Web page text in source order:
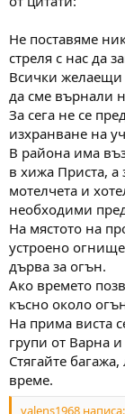
Не поставяме
стреля с нас да
Всички желаещи
да сме върнали
За сега не се
изхранване на
В района има
в хижа Приста,
мотелчета и
необходими
На мястото на
устроено
дърва за огън.
Ако времето
късно около
На прима виста
групи от Варна и
Стягайте
време.
valens1968 написа: